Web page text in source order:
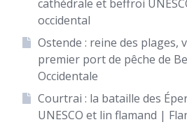
cathédrale et beffroi
occidental
Ostende : reine des plages,
premier port de pêche de
Occidentale
Courtrai : la bataille des
UNESCO et lin flamand |